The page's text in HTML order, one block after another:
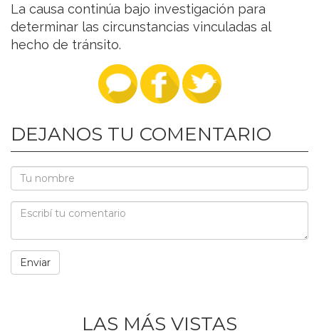
La causa continúa bajo investigación para
determinar las circunstancias vinculadas al
hecho de tránsito.
DEJANOS TU COMENTARIO
LAS MÁS VISTAS